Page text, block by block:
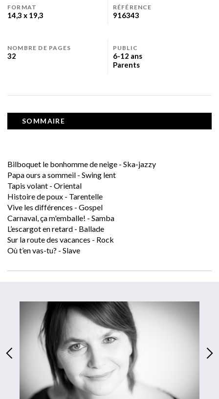
FORMAT
14,3 x 19,3
RÉFÉRENCE
916343
NOMBRE DE PAGES
32
PUBLIC
6-12 ans
Parents
SOMMAIRE
Bilboquet le bonhomme de neige - Ska-jazzy
Papa ours a sommeil - Swing lent
Tapis volant - Oriental
Histoire de poux - Tarentelle
Vive les différences - Gospel
Carnaval, ça m'emballe! - Samba
L’escargot en retard - Ballade
Sur la route des vacances - Rock
Où t’en vas-tu? - Slave